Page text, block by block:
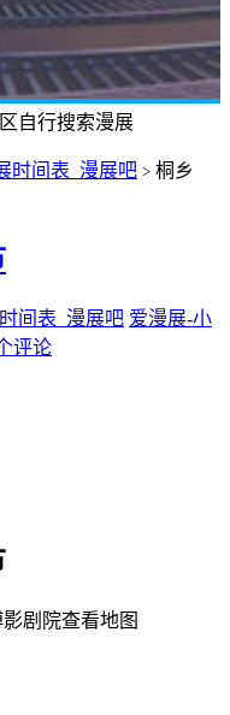
自行搜索漫展
时间表_漫展吧 > 桐乡
间表_漫展吧 爱漫展-小
评论
剧院查看地图